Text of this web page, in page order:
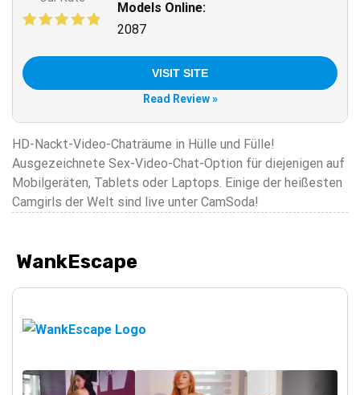
Models Online:
2087
VISIT SITE
Read Review »
HD-Nackt-Video-Chaträume in Hülle und Fülle!
Ausgezeichnete Sex-Video-Chat-Option für diejenigen auf
Mobilgeräten, Tablets oder Laptops. Einige der heißesten
Camgirls der Welt sind live unter CamSoda!
WankEscape